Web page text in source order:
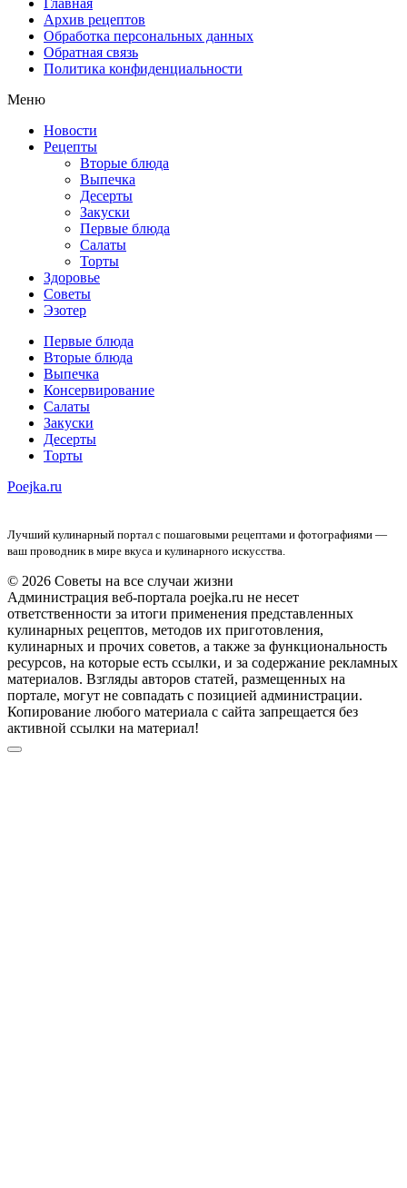
Главная
Архив рецептов
Обработка персональных данных
Обратная связь
Политика конфиденциальности
Меню
Новости
Рецепты
Вторые блюда
Выпечка
Десерты
Закуски
Первые блюда
Салаты
Торты
Здоровье
Советы
Эзотер
Первые блюда
Вторые блюда
Выпечка
Консервирование
Салаты
Закуски
Десерты
Торты
Poejka.ru
Лучший кулинарный портал с пошаговыми рецептами и фотографиями —
ваш проводник в мире вкуса и кулинарного искусства.
© 2026 Советы на все случаи жизни
Администрация веб-портала poejka.ru не несет
ответственности за итоги применения представленных
кулинарных рецептов, методов их приготовления,
кулинарных и прочих советов, а также за функциональность
ресурсов, на которые есть ссылки, и за содержание рекламных
материалов. Взгляды авторов статей, размещенных на
портале, могут не совпадать с позицией администрации.
Копирование любого материала с сайта запрещается без
активной ссылки на материал!